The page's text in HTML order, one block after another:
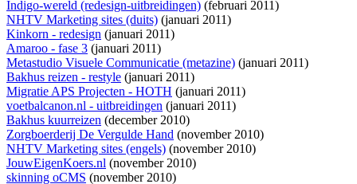
Indigo-wereld (redesign-uitbreidingen) (februari 2011)
NHTV Marketing sites (duits) (januari 2011)
Kinkorn - redesign (januari 2011)
Amaroo - fase 3 (januari 2011)
Metastudio Visuele Communicatie (metazine) (januari 2011)
Bakhus reizen - restyle (januari 2011)
Migratie APS Projecten - HOTH (januari 2011)
voetbalcanon.nl - uitbreidingen (januari 2011)
Bakhus kuurreizen (december 2010)
Zorgboerderij De Vergulde Hand (november 2010)
NHTV Marketing sites (engels) (november 2010)
JouwEigenKoers.nl (november 2010)
skinning oCMS (november 2010)